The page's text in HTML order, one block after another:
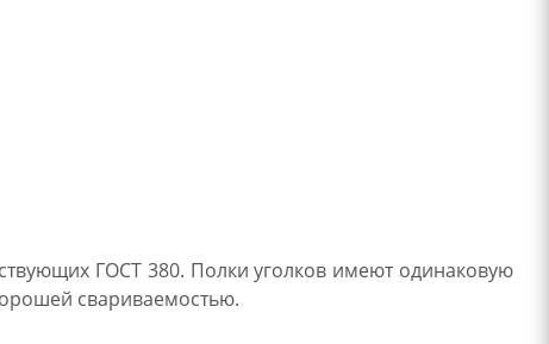
ГОСТ 380. Полки уголков имеют одинаковую
свариваемостью.